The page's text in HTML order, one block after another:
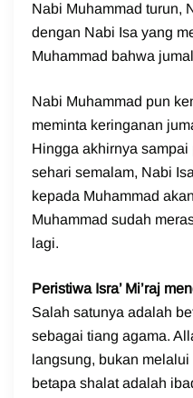
Nabi Muhammad turun,
dengan Nabi Isa yang
Muhammad bahwa
Nabi Muhammad pun
meminta keringanan
Hingga akhirnya
sehari semalam, Nabi
kepada Muhammad
Muhammad sudah
lagi.
Peristiwa Isra’ Mi’raj
Salah satunya adalah
sebagai tiang agama.
langsung, bukan
betapa shalat adalah